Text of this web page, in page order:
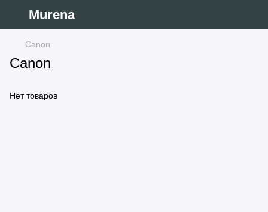
Murena
Canon
Canon
Нет товаров